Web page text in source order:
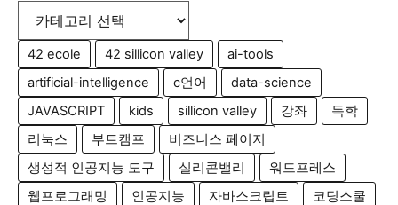
42 ecole 42 sillicon valley
ai-tools
artificial-intelligence
c언어
data-science
JAVASCRIPT
kids sillicon valley 강좌
독학
리눅스
부트캠프
비즈니스 페이지
생성적 인공지능 도구
실리콘밸리
워드프레스
웹프로그래밍
인공지능 자바스크립트
코딩스쿨